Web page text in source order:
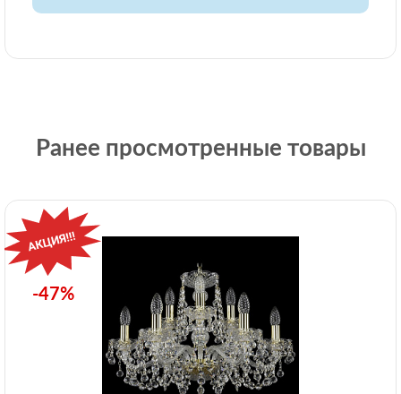
Ранее просмотренные товары
-47%